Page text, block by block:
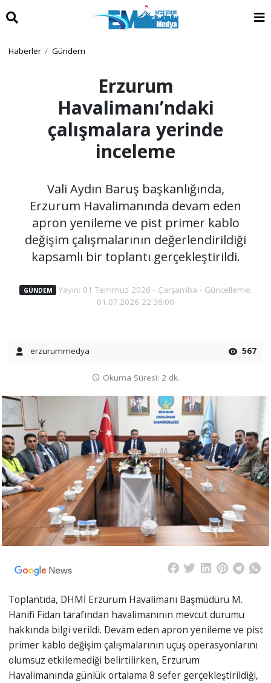
Haberler Gündem
Erzurum
Havalimanı’ndaki
çalışmalara yerinde
inceleme
Vali Aydın Baruş başkanlığında,
Erzurum Havalimanında devam eden
apron yenileme ve pist primer kablo
değişim çalışmalarının değerlendirildiği
kapsamlı bir toplantı gerçekleştirildi.
GÜNDEM
Yayın: 01 Temmuz 2026 - Çarşamba - Güncelleme:
01.07.2026 22:36:00
erzurummedya 567
Okuma Süresi: 2 dk.
Toplantıda, DHMİ Erzurum Havalimanı Başmüdürü M.
Hanifi Fidan tarafından havalimanının mevcut durumu
hakkında bilgi verildi. Devam eden apron yenileme ve pist
primer kablo değişim çalışmalarının uçuş operasyonlarını
olumsuz etkilemediği belirtilirken, Erzurum
Havalimanında günlük ortalama 8 sefer gerçekleştirildiği,